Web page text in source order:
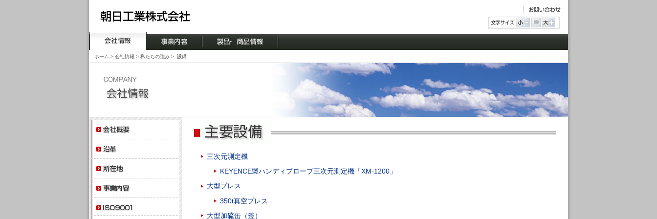
ホーム > 会社情報 > 私たちの強み > 設備
三次元測定機
KEYENCE製ハンディプローブ三次元測定機「XM-1200」
大型プレス
350t真空プレス
大型加硫缶（釜）